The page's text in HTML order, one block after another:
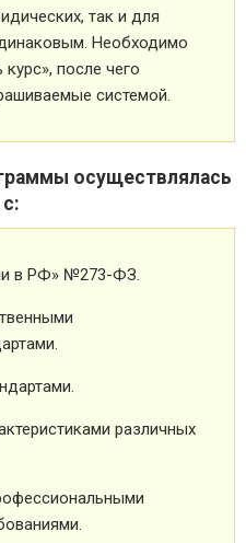
так и для
Необходимо
после чего
системой.
осуществлялась
в РФ» №273-ФЗ.
различных